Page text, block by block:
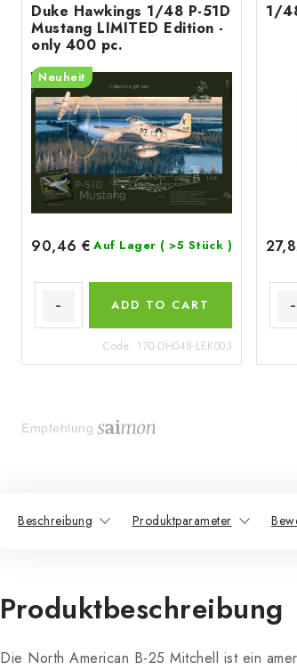
Duke Hawkings 1/48 P-51D
Mustang LIMITED Edition -
only 400 pc.
Neuheit
90,46 € Auf Lager ( >5 Stück )
ADD TO CART
Code: 170-DH048-LEK003
1/
Empfehlung
Beschreibung Produktparameter
Produktbeschreibung
Die North American B-25 Mitchell ist ein